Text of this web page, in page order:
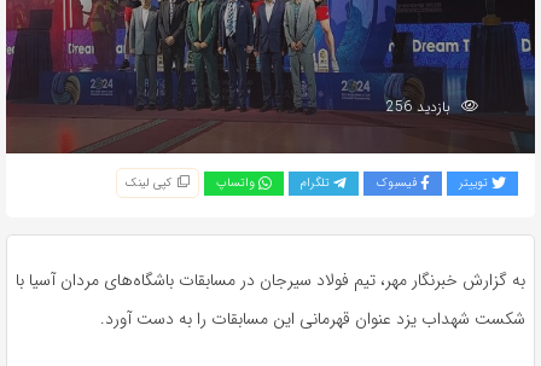
بازدید 256
توییتر فیسبوک تلگرام واتساپ کپی لینک
به گزارش خبرنگار مهر، تیم فولاد سیرجان در مسابقات باشگاه‌های مردان آسیا با
شکست شهداب یزد عنوان قهرمانی این مسابقات را به دست آورد.